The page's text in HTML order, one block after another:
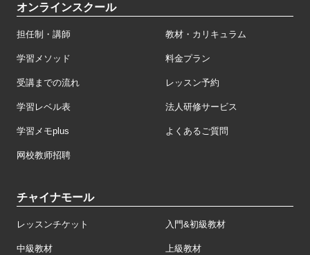
オンラインスクール
担任制・講師 教材・カリキュラム
学習メソッド 料金プラン
受講までの流れ レッスン予約
学習レベル表 法人研修サービス
学習メモplus よくあるご質問
网校教师招聘
チャイナモール
レッスンチケット 入門&初級教材
中級教材 上級教材